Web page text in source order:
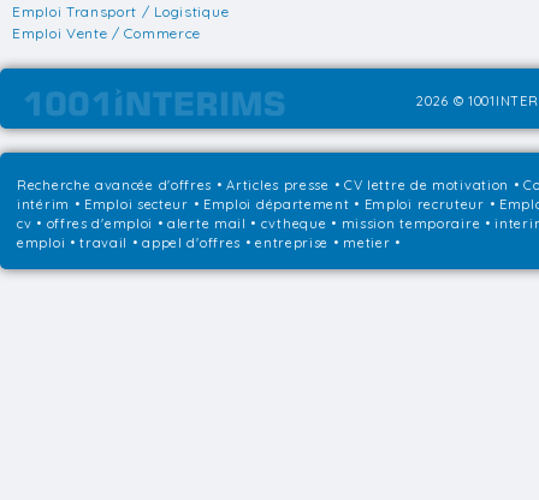
Emploi Transport / Logistique
Emploi Vente / Commerce
2026 ©
Recherche avancée d'offres •Articles presse • CV lettre de motivation •
intérim • Emploi secteur • Emploi département • Emploi recruteur •
cv • offres d'emploi • alerte mail • cvtheque • mission temporaire •
emploi • travail • appel d'offres • entreprise • metier •